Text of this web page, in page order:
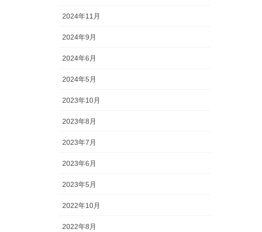
2024年11月
2024年9月
2024年6月
2024年5月
2023年10月
2023年8月
2023年7月
2023年6月
2023年5月
2022年10月
2022年8月